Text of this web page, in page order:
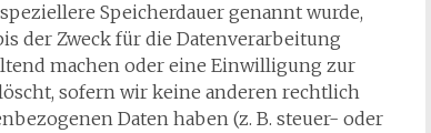
Speicherdauer genannt wurde,
der Zweck für die Datenverarbeitung
machen oder eine Einwilligung zur
sofern wir keine anderen rechtlich
Daten haben (z. B. steuer- oder